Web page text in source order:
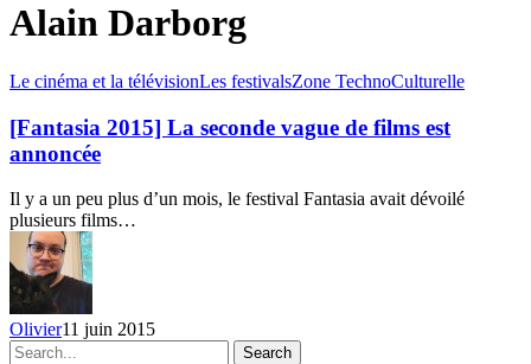
Alain Darborg
[Fantasia
La
seconde
vague
films
est
annoncée
Le cinéma et la télévisionLes festivalsZone TechnoCulturelle
[Fantasia 2015] La seconde vague de films est
annoncée
Il y a un peu plus d’un mois, le festival Fantasia avait dévoilé
plusieurs films…
Olivier11 juin 2015
Search